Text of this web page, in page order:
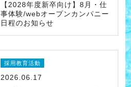
【2028年度新卒向け】8月・仕
事体験/webオープンカンパニー
日程のお知らせ
採用教育活動
2026.06.17